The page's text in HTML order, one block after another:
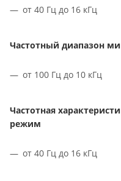
от 40 Гц до 16 кГц
Частотный диапазон
от 100 Гц до 10 кГц
Частотная
режим
от 40 Гц до 16 кГц